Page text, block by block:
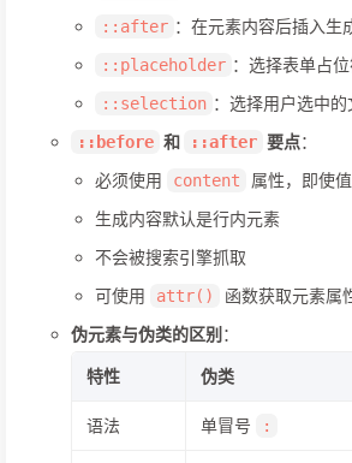
::after ：在元素内容后插入生
::placeholder ：选择表单占
::selection ：选择用户选中的
::before 和 ::after 要点：
必须使用
content
属性，即使
生成内容默认是行内元素
不会被搜索引擎抓取
可使用
attr()
函数获取元素属
伪元素与伪类的区别 ：
特性 伪类
语法 单冒号 :